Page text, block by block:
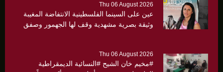
Thu 06 August 2026
عين على السينما الفلسطينية الانتفاضة المغيبة
وثيقة بصرية مشهدية وقف لها الجهمور وصفق
Thu 06 August 2026
#مخيم خان الشيح #النسائية الديمقراطية